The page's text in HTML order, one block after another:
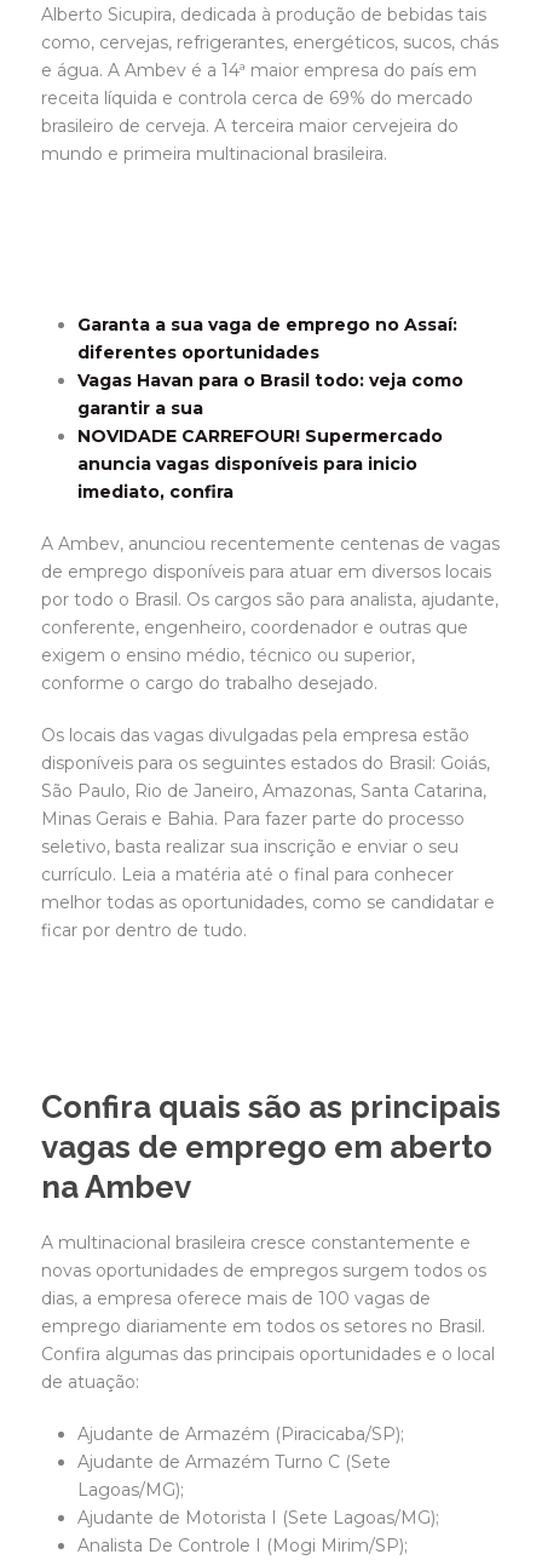
Alberto Sicupira, dedicada à produção de bebidas tais
como, cervejas, refrigerantes, energéticos, sucos, chás
e água. A Ambev é a 14ª maior empresa do país em
receita líquida e controla cerca de 69% do mercado
brasileiro de cerveja. A terceira maior cervejeira do
mundo e primeira multinacional brasileira.
Garanta a sua vaga de emprego no Assaí:
diferentes oportunidades
Vagas Havan para o Brasil todo: veja como
garantir a sua
NOVIDADE CARREFOUR! Supermercado
anuncia vagas disponíveis para inicio
imediato, confira
A Ambev, anunciou recentemente centenas de vagas
de emprego disponíveis para atuar em diversos locais
por todo o Brasil. Os cargos são para analista, ajudante,
conferente, engenheiro, coordenador e outras que
exigem o ensino médio, técnico ou superior,
conforme o cargo do trabalho desejado.
Os locais das vagas divulgadas pela empresa estão
disponíveis para os seguintes estados do Brasil: Goiás,
São Paulo, Rio de Janeiro, Amazonas, Santa Catarina,
Minas Gerais e Bahia. Para fazer parte do processo
seletivo, basta realizar sua inscrição e enviar o seu
currículo. Leia a matéria até o final para conhecer
melhor todas as oportunidades, como se candidatar e
ficar por dentro de tudo.
Confira quais são as principais
vagas de emprego em aberto
na Ambev
A multinacional brasileira cresce constantemente e
novas oportunidades de empregos surgem todos os
dias, a empresa oferece mais de 100 vagas de
emprego diariamente em todos os setores no Brasil.
Confira algumas das principais oportunidades e o local
de atuação:
Ajudante de Armazém (Piracicaba/SP);
Ajudante de Armazém Turno C (Sete
Lagoas/MG);
Ajudante de Motorista I (Sete Lagoas/MG);
Analista De Controle I (Mogi Mirim/SP);